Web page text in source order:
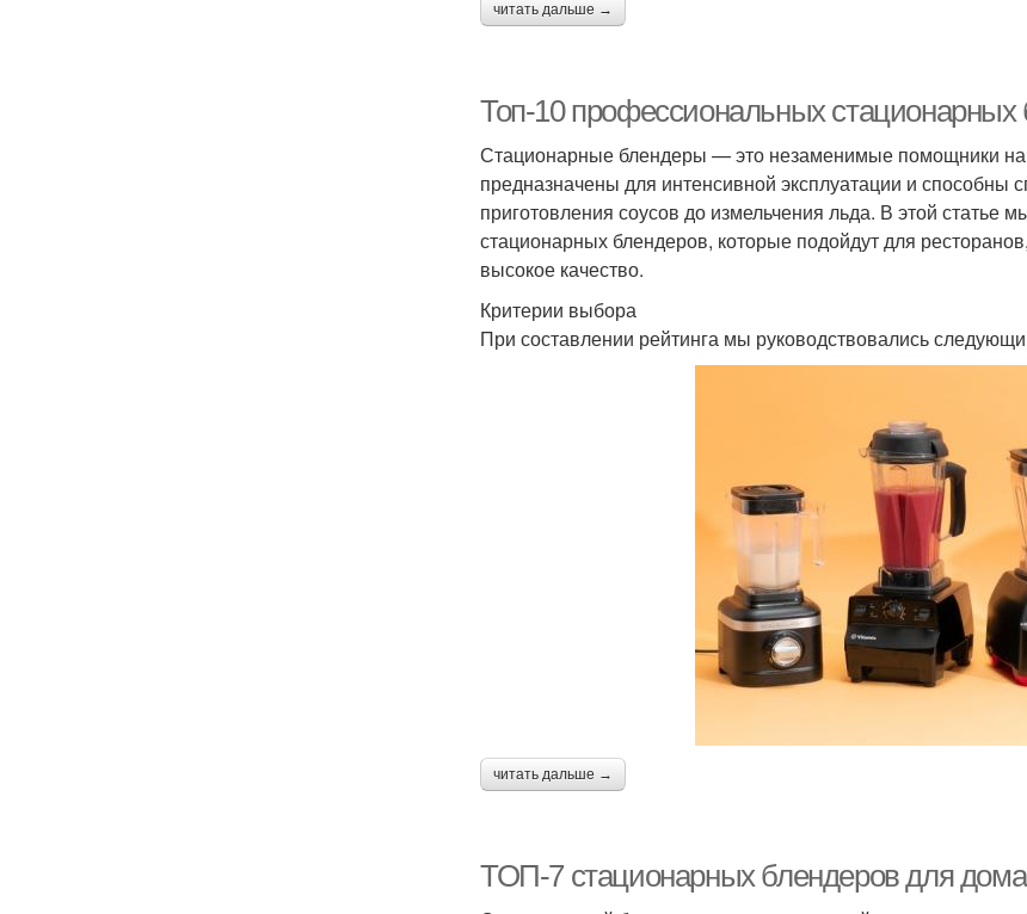
читать дальше →
Топ-10 профессиональных стационарных
Стационарные блендеры — это незаменимые помощники
предназначены для интенсивной эксплуатации и
приготовления соусов до измельчения льда. В этой
стационарных блендеров, которые подойдут для
высокое качество.
Критерии выбора
При составлении рейтинга мы руководствовались
читать дальше →
ТОП-7 стационарных блендеров для